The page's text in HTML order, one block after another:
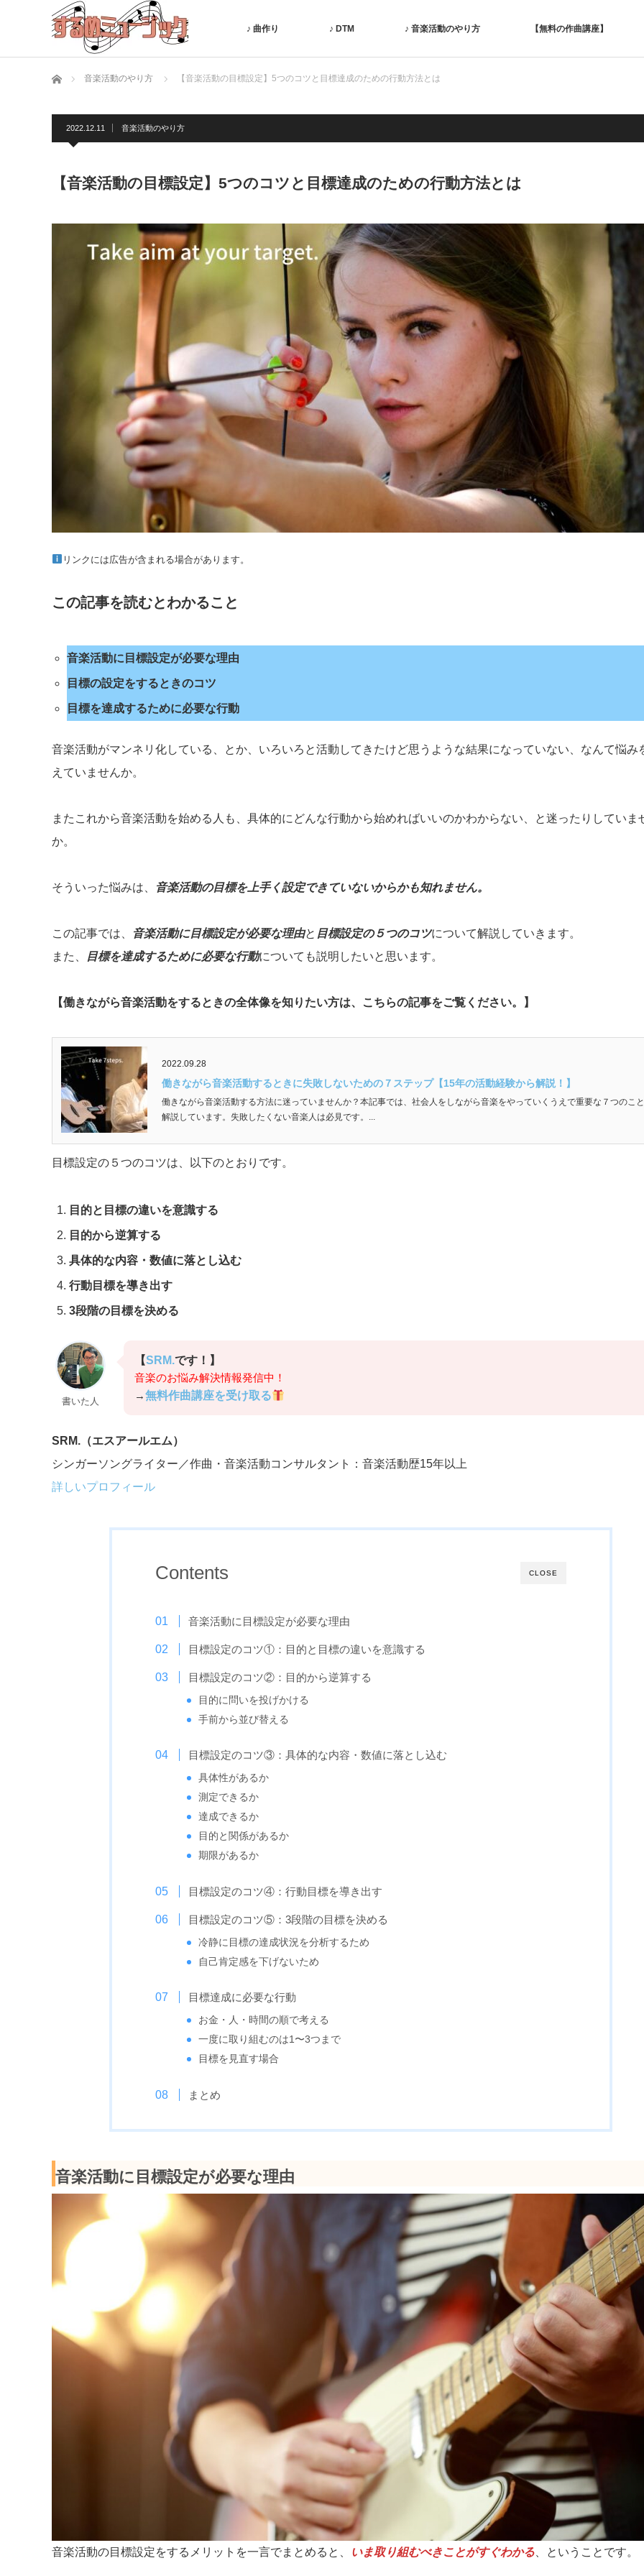
♪ 曲作り ♪ DTM ♪ 音楽活動のやり方 【無料の作曲講座】
ホーム 音楽活動のやり方 【音楽活動の目標設定】5つのコツと目標達成のための行動方法とは
2022.12.11 音楽活動のやり方
【音楽活動の目標設定】5つのコツと目標達成のための行動方法とは
リンクには広告が含まれる場合があります。
この記事を読むとわかること
音楽活動に目標設定が必要な理由
目標の設定をするときのコツ
目標を達成するために必要な行動
音楽活動がマンネリ化している、とか、いろいろと活動してきたけど思うような結果になっていない、なんて悩み
えていませんか。
またこれから音楽活動を始める人も、具体的にどんな行動から始めればいいのかわからない、と迷ったりしていま
か。
そういった悩みは、 音楽活動の目標を上手く設定できていないからかも知れません。
この記事では、 音楽活動に目標設定が必要な理由と 目標設定の５つのコツについて解説していきます。
また、
目標を達成するために必要な行動についても説明したいと思います。
【働きながら音楽活動をするときの全体像を知りたい方は、こちらの記事をご覧ください。】
2022.09.28
働きながら音楽活動するときに失敗しないための７ステップ【15年の活動経験から解説！】
働きながら音楽活動する方法に迷っていませんか？本記事では、社会人をしながら音楽をやっていくうえで重要な７つのこ
解説しています。失敗したくない音楽人は必見です。...
目標設定の５つのコツは、以下のとおりです。
目的と目標の違いを意識する
目的から逆算する
具体的な内容・数値に落とし込む
行動目標を導き出す
3段階の目標を決める
書いた人
【SRM.です！】
音楽のお悩み解決情報発信中！
→無料作曲講座を受け取る
SRM.（エスアールエム）
シンガーソングライター／作曲・音楽活動コンサルタント：音楽活動歴15年以上
詳しいプロフィール
CLOSE
Contents
音楽活動に目標設定が必要な理由
目標設定のコツ①：目的と目標の違いを意識する
目標設定のコツ②：目的から逆算する
目的に問いを投げかける
手前から並び替える
目標設定のコツ③：具体的な内容・数値に落とし込む
具体性があるか
測定できるか
達成できるか
目的と関係があるか
期限があるか
目標設定のコツ④：行動目標を導き出す
目標設定のコツ⑤：3段階の目標を決める
冷静に目標の達成状況を分析するため
自己肯定感を下げないため
目標達成に必要な行動
お金・人・時間の順で考える
一度に取り組むのは1〜3つまで
目標を見直す場合
まとめ
音楽活動に目標設定が必要な理由
音楽活動の目標設定をするメリットを一言でまとめると、 いま取り組むべきことがすぐわかる、ということです。